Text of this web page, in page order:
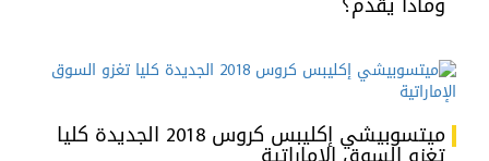
ميتسوبيشي إكليبس كروس 2018 الجديدة كليا